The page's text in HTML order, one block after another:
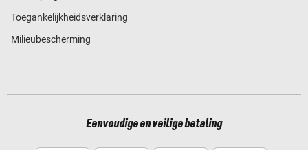
Toegankelijkheidsverklaring
Milieubescherming
Eenvoudige en veilige betaling